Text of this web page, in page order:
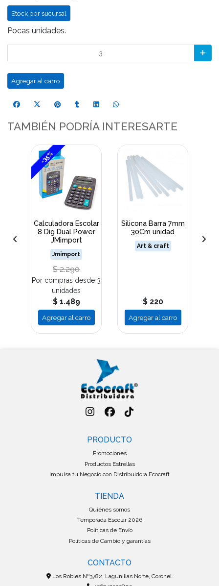
Stock por sucursal
Pocas unidades.
Agregar al carro
TAMBIÉN PODRÍA INTERESARTE
-35%
Calculadora Escolar
8 Dig Dual Power
JMimport
Jmimport
$ 2.290
Por compras desde 3
unidades
$ 1.489
Agregar al carro
Silicona Barra 7mm
30Cm unidad
Art & craft
$ 220
Agregar al carro
PRODUCTO
Promociones
Productos Estrellas
Impulsa tu Negocio con Distribuidora Ecocraft
TIENDA
Quiénes somos
Temporada Escolar 2026
Políticas de Envío
Políticas de Cambio y garantías
CONTACTO
Los Robles Nº3782, Lagunillas Norte, Coronel.